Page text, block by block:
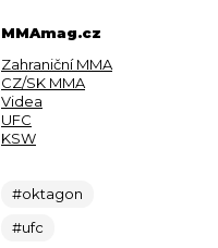
MMAmag.cz
Zahraniční MMA
CZ/SK MMA
Videa
UFC
KSW
#oktagon
#ufc